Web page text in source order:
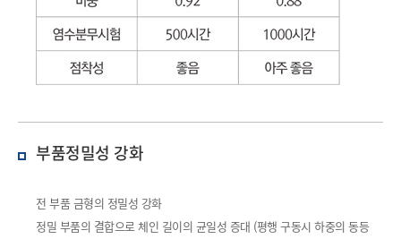
부품정밀성 강화
전 부품 금형의 정밀성 강화
정밀 부품의 결합으로 체인 길이의 균일성 증대 (평행 구동시 하중의 동등